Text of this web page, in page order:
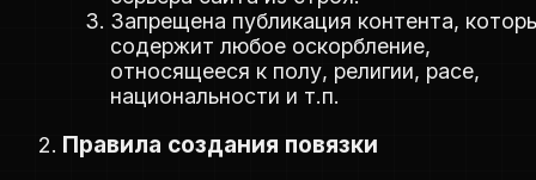
Запрещена публикация контента,
содержит любое оскорбление,
относящееся к полу, религии, расе,
национальности и т.п.
Правила создания повязки